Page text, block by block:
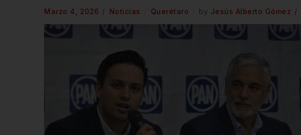
Marzo 4, 2026 Noticias Querétaro by Jesús Alberto Gómez